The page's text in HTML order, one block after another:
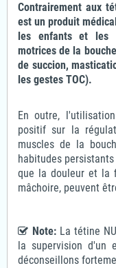
Contrairement aux
est un produit
les enfants et les
motrices de la
de succion,
les gestes TOC).
En outre,
positif sur la
muscles de la
habitudes
que la douleur et la
mâchoire, peuvent
Note:La tétine
la supervision d'un
déconseillons